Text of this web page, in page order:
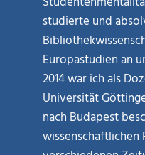
studierte und
Europastudien an
2014 war ich als
Universität
nach Budapest